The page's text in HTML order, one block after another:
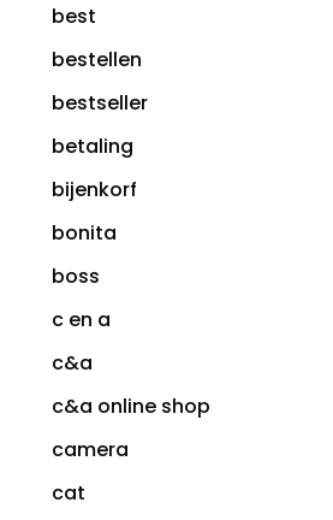
best
bestellen
bestseller
betaling
bijenkorf
bonita
boss
c en a
c&a
c&a online shop
camera
cat